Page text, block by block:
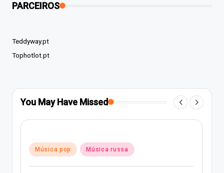
PARCEIROS
Teddyway.pt
Tophotlot.pt
You May Have Missed
Posted
Música pop Música russa